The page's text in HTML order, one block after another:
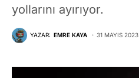
yollarını ayırıyor.
YAZAR: EMRE KAYA 31 MAYIS 2023